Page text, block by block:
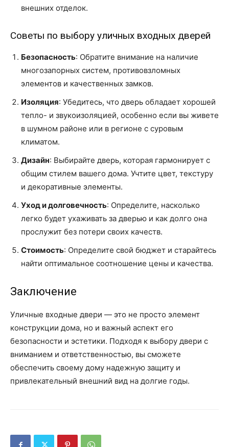
внешних отделок.
Советы по выбору уличных входных дверей
Безопасность: Обратите внимание на наличие
многозапорных систем, противовзломных
элементов и качественных замков.
Изоляция: Убедитесь, что дверь обладает хорошей
тепло- и звукоизоляцией, особенно если вы живете
в шумном районе или в регионе с суровым
климатом.
Дизайн: Выбирайте дверь, которая гармонирует с
общим стилем вашего дома. Учтите цвет, текстуру
и декоративные элементы.
Уход и долговечность: Определите, насколько
легко будет ухаживать за дверью и как долго она
прослужит без потери своих качеств.
Стоимость: Определите свой бюджет и старайтесь
найти оптимальное соотношение цены и качества.
Заключение
Уличные входные двери — это не просто элемент
конструкции дома, но и важный аспект его
безопасности и эстетики. Подходя к выбору двери с
вниманием и ответственностью, вы сможете
обеспечить своему дому надежную защиту и
привлекательный внешний вид на долгие годы.